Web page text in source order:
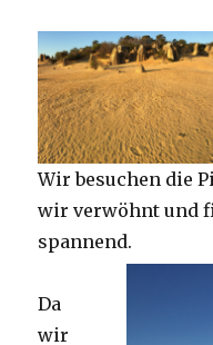
Wir besuchen die
wir verwöhnt und
spannend.
Da
wir